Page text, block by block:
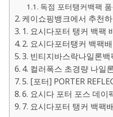
독점 포터탱커백팩
케이쇼핑뱅크에서 추천
1. 요시다포터 탱커 백팩
2. 요시다포터탱커 백팩
3. 빈티지바스락나일론
4. 컬러폭스 초경량 나일
5. [포터] PORTER
6. 요시다 포터 포스 데이
7. 요시다포터 탱커 백팩